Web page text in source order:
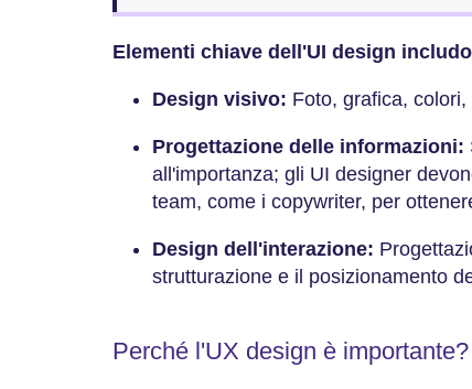
Elementi chiave dell'UI design
Design visivo: Foto, grafica, colori,
Progettazione delle informazioni:
all'importanza; gli UI designer
team, come i copywriter, per
Design dell'interazione:
strutturazione e il posizionamento
Perché l'UX design è importante?